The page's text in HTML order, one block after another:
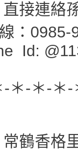
接連絡
：0985-
Id:
-＊-＊-＊
常鶴香格